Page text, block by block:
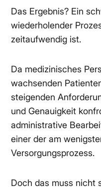
Das Ergebnis? Ein
wiederholender
zeitaufwendig ist.
Da medizinisches
wachsenden
steigenden
und Genauigkeit
administrative
einer der am
Versorgungsprozess.
Doch das muss nicht